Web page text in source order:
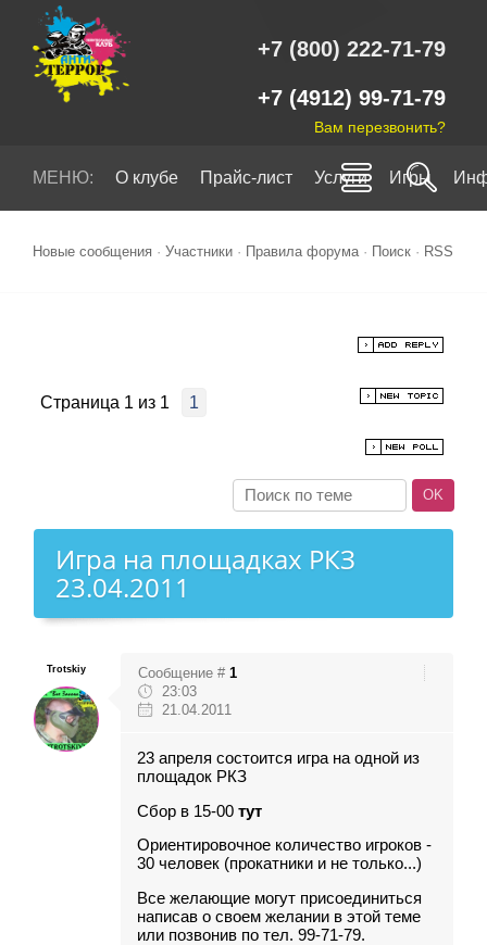
+7 (800) 222-71-79
+7 (4912) 99-71-79
Вам перезвонить?
МЕНЮ: О клубе Прайс-лист Услуги Игры
Новые сообщения · Участники · Правила форума· Поиск · RSS
Страница 1 из 1 1
Игра на площадках РКЗ
23.04.2011
Trotskiy Сообщение # 1
23:03
21.04.2011
23 апреля состоится игра на одной из
площадок РКЗ
Сбор в 15-00 тут
Ориентировочное количество игроков -
30 человек (прокатники и не только...)
Все желающие могут присоединиться
написав о своем желании в этой теме
или позвонив по тел. 99-71-79.